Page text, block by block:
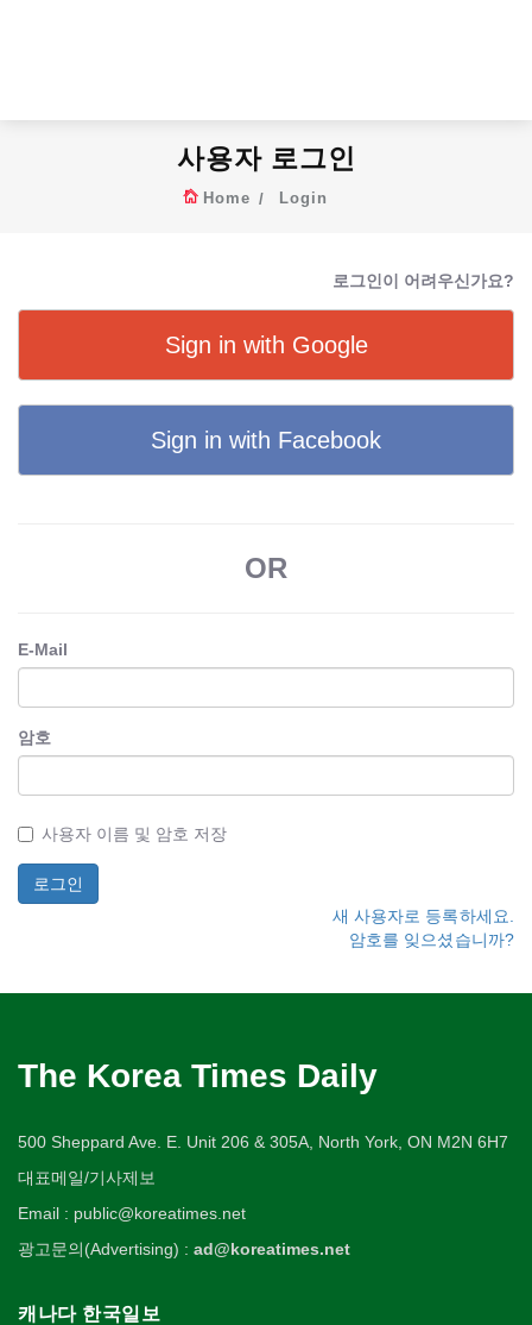
사용자 로그인
Home Login
로그인이 어려우신가요?
Sign in with Google
Sign in with Facebook
OR
E-Mail
암호
사용자 이름 및 암호 저장
새 사용자로 등록하세요.
암호를 잊으셨습니까?
The Korea Times Daily
500 Sheppard Ave. E. Unit 206 & 305A, North York, ON M2N 6H7
대표메일/기사제보
Email : public@koreatimes.net
광고문의(Advertising) : ad@koreatimes.net
캐나다 한국일보